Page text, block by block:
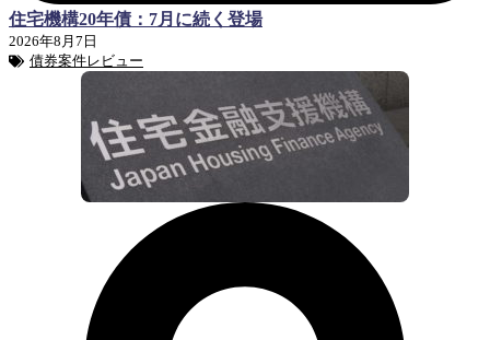
住宅機構20年債：7月に続く登場
2026年8月7日
債券案件レビュー